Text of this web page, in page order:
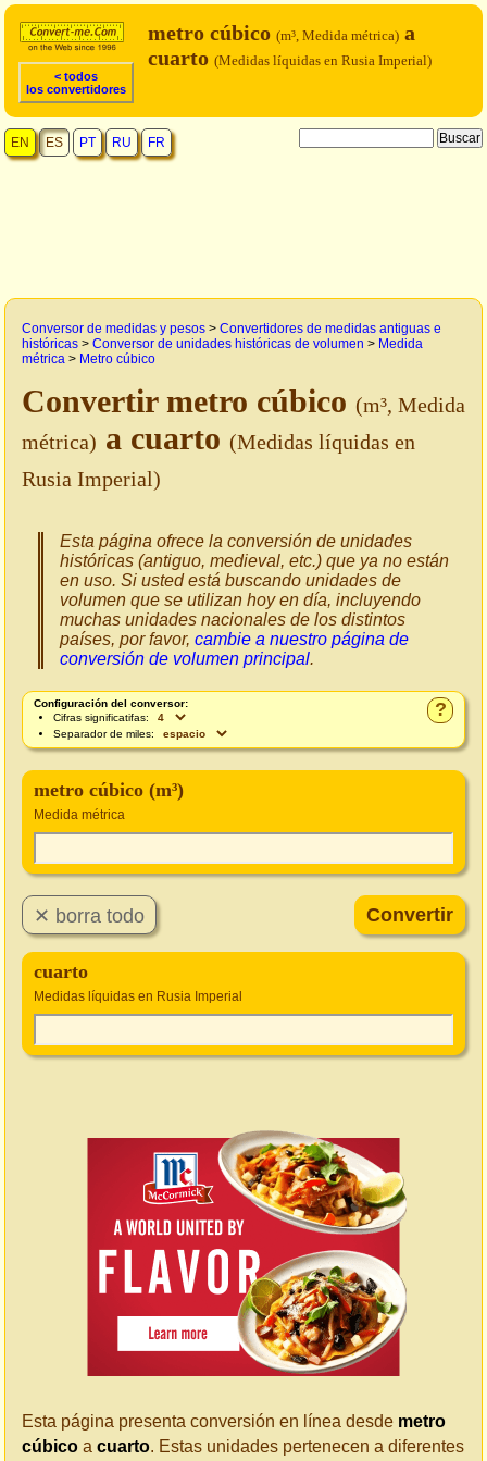
< todos
los convertidores
metro cúbico (m³, Medida métrica) a
cuarto (Medidas líquidas en Rusia Imperial)
EN ES PT RU FR
Conversor de medidas y pesos > Convertidores de medidas antiguas e
históricas > Conversor de unidades históricas de volumen > Medida
métrica > Metro cúbico
Convertir metro cúbico (m³, Medida
métrica) a cuarto (Medidas líquidas en
Rusia Imperial)
Esta página ofrece la conversión de unidades
históricas (antiguo, medieval, etc.) que ya no están
en uso. Si usted está buscando unidades de
volumen que se utilizan hoy en día, incluyendo
muchas unidades nacionales de los distintos
países, por favor, cambie a nuestro página de
conversión de volumen principal.
?
Configuración del conversor:
Cifras significatifas:
Separador de miles:
metro cúbico (m³)
Medida métrica
cuarto
Medidas líquidas en Rusia Imperial
Esta página presenta conversión en línea desde metro
cúbico a cuarto. Estas unidades pertenecen a diferentes